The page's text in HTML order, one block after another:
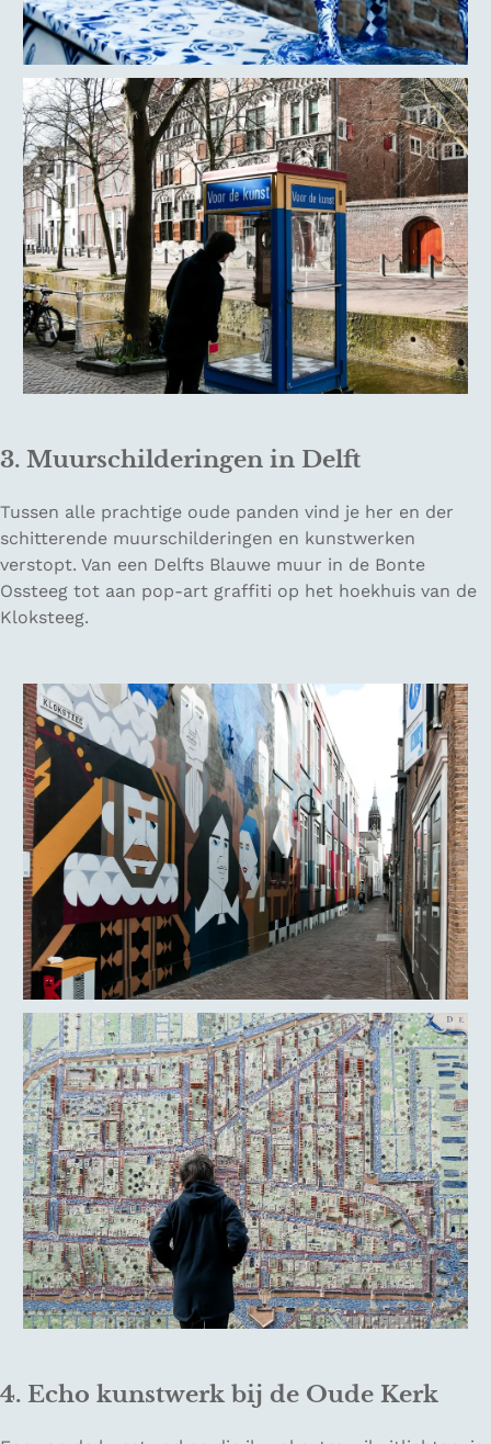
3. Muurschilderingen in Delft
Tussen alle prachtige oude panden vind je her en der
schitterende muurschilderingen en kunstwerken
verstopt. Van een Delfts Blauwe muur in de Bonte
Ossteeg tot aan pop-art graffiti op het hoekhuis van de
Kloksteeg.
4. Echo kunstwerk bij de Oude Kerk